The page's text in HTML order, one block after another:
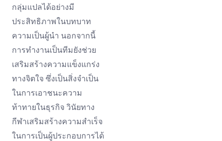
กลุ่มแปลได้อย่างมี
ประสิทธิภาพในบทบาท
ความเป็นผู้นำ นอกจากนี้
การทำงานเป็นทีมยังช่วย
เสริมสร้างความแข็งแกร่ง
ทางจิตใจ ซึ่งเป็นสิ่งจำเป็น
ในการเอาชนะความ
ท้าทายในธุรกิจ วินัยทาง
กีฬาเสริมสร้างความสำเร็จ
ในการเป็นผู้ประกอบการได้